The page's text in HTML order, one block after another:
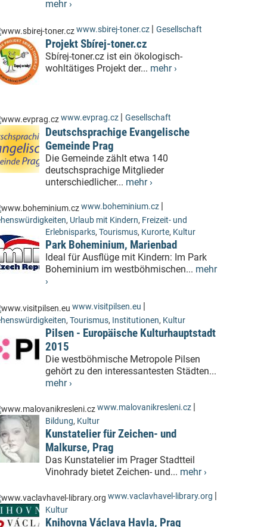
mehr ›
www.sbirej-toner.cz | Gesellschaft
Projekt Sbírej-toner.cz
Sbírej-toner.cz ist ein ökologisch-
wohltätiges Projekt der... mehr ›
www.evprag.cz | Gesellschaft
Deutschsprachige Evangelische
Gemeinde Prag
Die Gemeinde zählt etwa 140
deutschsprachige Mitglieder
unterschiedlicher... mehr ›
www.boheminium.cz |
, Urlaub mit Kindern, Freizeit- und
Erlebnisparks, Tourismus, Kurorte, Kultur
Park Boheminium, Marienbad
Ideal für Ausflüge mit Kindern: Im Park
Boheminium im westböhmischen... mehr
›
www.visitpilsen.eu |
, Tourismus, Institutionen, Kultur
Pilsen - Europäische Kulturhauptstadt
2015
Die westböhmische Metropole Pilsen
gehört zu den interessantesten Städten...
mehr ›
www.malovanikresleni.cz |
Bildung, Kultur
Kunstatelier für Zeichen- und
Malkurse, Prag
Das Kunstatelier im Prager Stadtteil
Vinohrady bietet Zeichen- und... mehr ›
www.vaclavhavel-library.org |
Kultur
Knihovna Václava Havla, Prag